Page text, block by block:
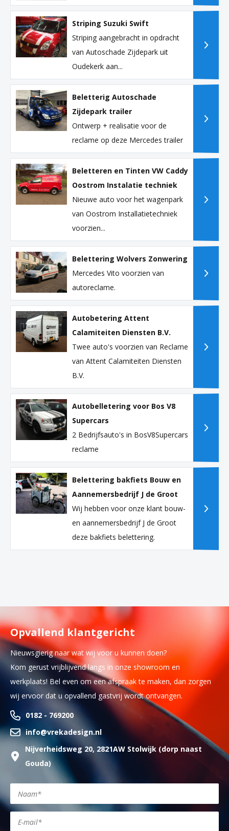
Striping Suzuki Swift
Striping aangebracht in opdracht
van Autoschade Zijdepark uit
Oudekerk aan...
Beletterig Autoschade
Zijdepark trailer
Ontwerp + realisatie voor de
reclame op deze Mercedes trailer
Beletteren en Tinten VW Caddy
Oostrom Instalatie techniek
Nieuwe auto voor het wagenpark
van Oostrom Installatietechniek
voorzien...
Belettering Wolvers Zonwering
Mercedes Vito voorzien van
autoreclame.
Autobetering Attent
Calamiteiten Diensten B.V.
Twee auto's voorzien van Reclame
van Attent Calamiteiten Diensten
B.V.
Autobelletering voor Bos V8
Supercars
2 Bedrijfsauto's in BosV8Supercars
reclame
Belettering bakfiets Bouw en
Aannemersbedrijf J de Groot
Wij hebben voor onze klant bouw-
en aannemersbedrijf J de Groot
deze bakfiets belettering.
Opvallend klantgericht
Nieuwsgierig naar wat wij voor u kunnen doen?
Kom gerust vrijblijvend langs in onze showroom en
werkplaats! Bel even om een afspraak te maken, dan zorgen
wij ervoor dat u opvallend gastvrij wordt ontvangen.
0182 - 769200
info@vrekadesign.nl
Nijverheidsweg 20, 2821AW Stolwijk (dorp naast
Gouda)